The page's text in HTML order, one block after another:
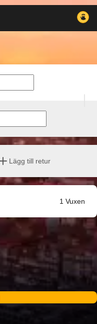
Lägg till retur
1 Vuxen